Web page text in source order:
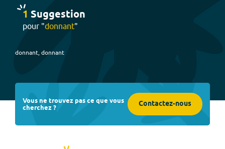
1 Suggestion
pour "donnant"
donnant, donnant
Vous ne trouvez pas ce que vous
cherchez ? Contactez-nous